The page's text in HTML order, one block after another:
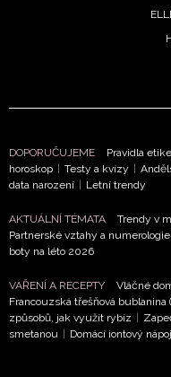
potvrzujete, že jste se
ochrany soukromí
vyhodnocení akce a
Chcete navíc
informace od našich
zpracováním údajů
soukromí
DOPORUČUJEME Pravidla
horoskop
Testy a kvízy
data narození
Letní trendy
AKTUÁLNÍ TÉMATA Trendy v
Partnerské vztahy a numerologie
boty na léto 2026
VAŘENÍ A RECEPTY Vláčné
Francouzská třešňová bublanina
způsobů, jak využít rybíz
smetanou
Domácí iontový